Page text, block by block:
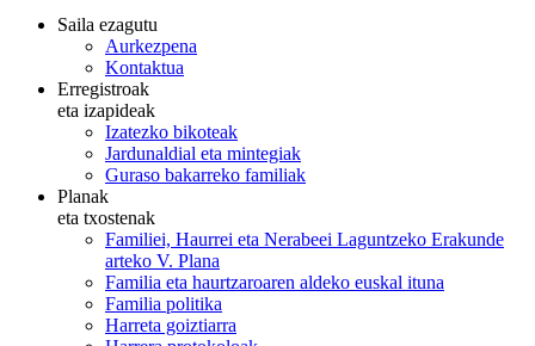
Saila ezagutu
Aurkezpena
Kontaktua
Erregistroak
eta izapideak
Izatezko bikoteak
Jardunaldial eta mintegiak
Guraso bakarreko familiak
Planak
eta txostenak
Familiei, Haurrei eta Nerabeei Laguntzeko Erakunde
arteko V. Plana
Familia eta haurtzaroaren aldeko euskal ituna
Familia politika
Harreta goiztiarra